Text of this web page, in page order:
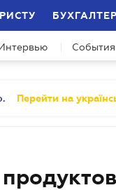
События
Перейти на